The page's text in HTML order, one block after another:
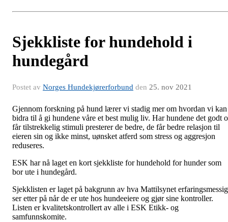
Sjekkliste for hundehold i
hundegård
Postet av Norges Hundekjørerforbund den 25. nov 2021
Gjennom forskning på hund lærer vi stadig mer om hvordan vi kan
bidra til å gi hundene våre et best mulig liv. Har hundene det godt
får tilstrekkelig stimuli presterer de bedre, de får bedre relasjon til
eieren sin og ikke minst, uønsket atferd som stress og aggresjon
reduseres.
ESK har nå laget en kort sjekkliste for hundehold for hunder som
bor ute i hundegård.
Sjekklisten er laget på bakgrunn av hva Mattilsynet erfaringsmessig
ser etter på når de er ute hos hundeeiere og gjør sine kontroller.
Listen er kvalitetskontrollert av alle i ESK Etikk- og
samfunnskomite.